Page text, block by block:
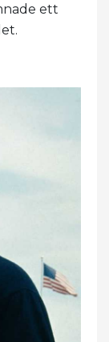
ett